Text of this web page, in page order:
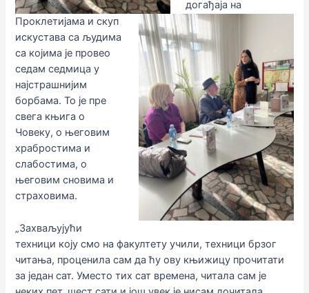
догађаја на
Проклетијама и скуп
искустава са људима
са којима је провео
седам седмица у
најстрашнијим
борбама. То је пре
свега књига о
Човеку, о његовим
храбростима и
слабостима, о
његовим сновима и
страховима.
„Захваљујући
техници коју смо на факултету учили, техници брзог
читања, проценила сам да ћу ову књижицу прочитати
за један сат. Уместо тих сат времена, читала сам је